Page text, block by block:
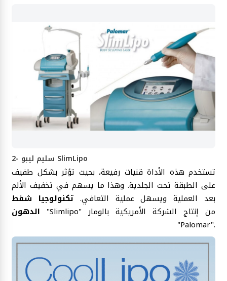
2- سليم ليبو SlimLipo
تستخدم هذه الأداة قنيات رفيعة، بحيث تؤثر بشكل طفيف
على الطبقة تحت الجلدية. وهذا ما يسهم في تخفيف الألم
بعد العملية ويسهل عملية التعافي.تكنولوجيا شفط
الدهون "Slimlipo" من إنتاج الشركة الأمريكية بالومار
"Palomar".